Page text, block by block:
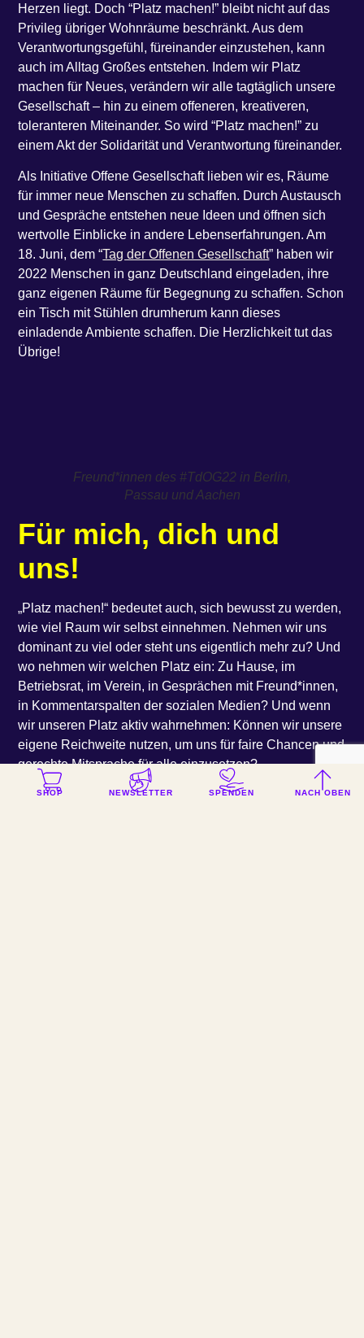
SHOP NEWSLETTER SPENDEN NACH OBEN
Herzen liegt. Doch “Platz machen!” bleibt nicht auf das
Privileg übriger Wohnräume beschränkt. Aus dem
Verantwortungsgefühl, füreinander einzustehen, kann
auch im Alltag Großes entstehen. Indem wir Platz
machen für Neues, verändern wir alle tagtäglich unsere
Gesellschaft – hin zu einem offeneren, kreativeren,
toleranteren Miteinander. So wird “Platz machen!” zu
einem Akt der Solidarität und Verantwortung füreinander.
Als Initiative Offene Gesellschaft lieben wir es, Räume
für immer neue Menschen zu schaffen. Durch Austausch
und Gespräche entstehen neue Ideen und öffnen sich
wertvolle Einblicke in andere Lebenserfahrungen. Am
18. Juni, dem “Tag der Offenen Gesellschaft” haben wir
2022 Menschen in ganz Deutschland eingeladen, ihre
ganz eigenen Räume für Begegnung zu schaffen. Schon
ein Tisch mit Stühlen drumherum kann dieses
einladende Ambiente schaffen. Die Herzlichkeit tut das
Übrige!
Freund*innen des #TdOG22 in Berlin,
Passau und Aachen
Für mich, dich und
uns!
„Platz machen!“ bedeutet auch, sich bewusst zu werden,
wie viel Raum wir selbst einnehmen. Nehmen wir uns
dominant zu viel oder steht uns eigentlich mehr zu? Und
wo nehmen wir welchen Platz ein: Zu Hause, im
Betriebsrat, im Verein, in Gesprächen mit Freund*innen,
in Kommentarspalten der sozialen Medien? Und wenn
wir unseren Platz aktiv wahrnehmen: Können wir unsere
eigene Reichweite nutzen, um uns für faire Chancen und
gerechte Mitsprache für alle einzusetzen?
Schließlich heißt “Platz machen!” aber auch einladen,